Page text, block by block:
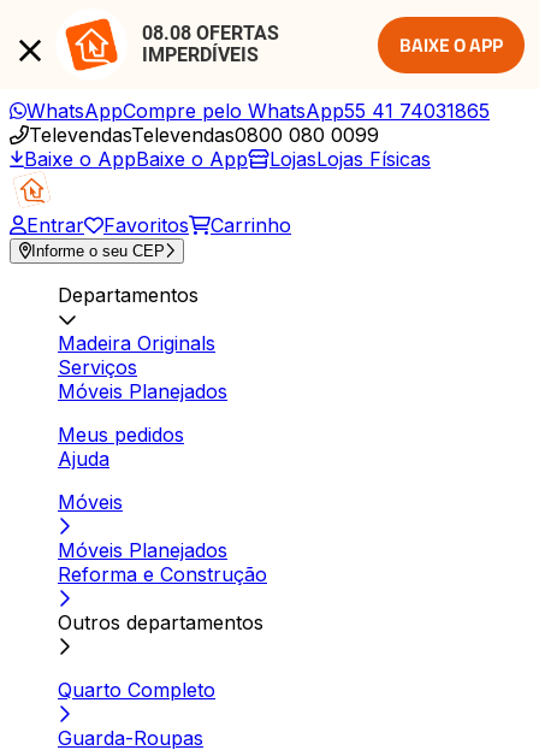
08.08 OFERTAS
IMPERDÍVEIS
BAIXE O APP
WhatsAppCompre pelo WhatsApp55 41 74031865
TelevendasTelevendas0800 080 0099
Baixe o AppBaixe o App LojasLojas Físicas
Entrar Favoritos Carrinho
Informe o seu CEP
Departamentos
Madeira Originals
Serviços
Móveis Planejados
Meus pedidos
Ajuda
Móveis
Móveis Planejados
Reforma e Construção
Outros departamentos
Quarto Completo
Guarda-Roupas